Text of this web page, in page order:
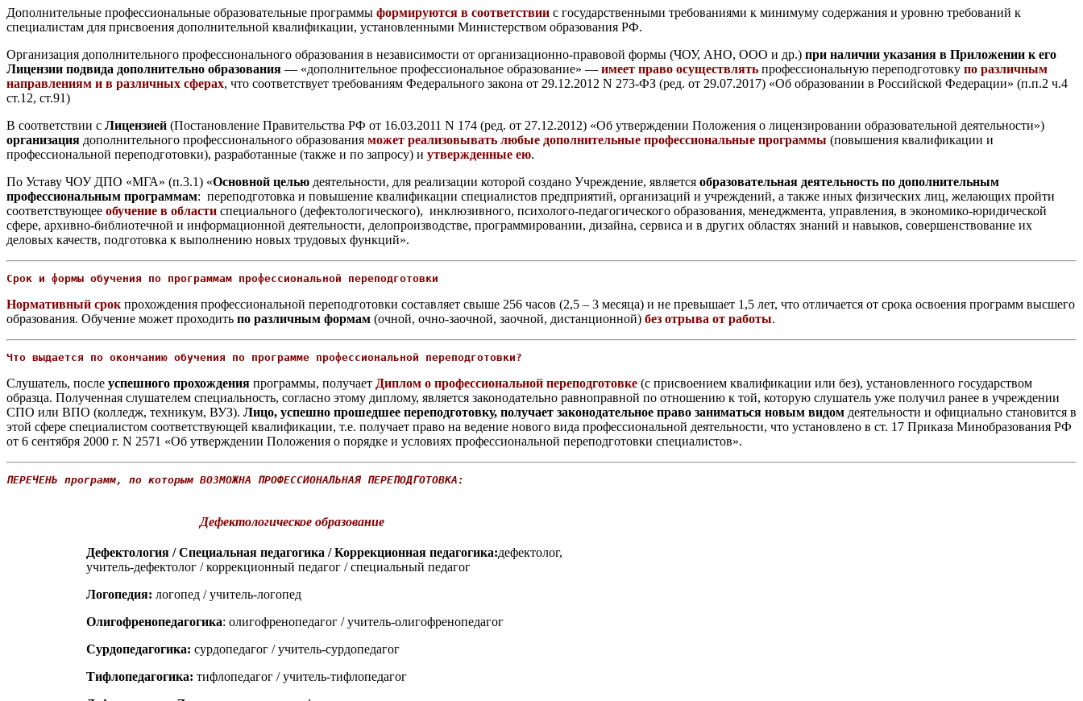
Дополнительные профессиональные образовательные программы формируются в соответствии с государственными требованиями к минимуму содержания и уровню требований к
специалистам для присвоения дополнительной квалификации, установленными Министерством образования РФ.
Организация дополнительного профессионального образования в независимости от организационно-правовой формы (ЧОУ, АНО, ООО и др.) при наличии указания в Приложении к его
Лицензии подвида дополнительно образования — «дополнительное профессиональное образование» — имеет право осуществлять профессиональную переподготовку по различным
направлениям и в различных сферах, что соответствует требованиям Федерального закона от 29.12.2012 N 273-ФЗ (ред. от 29.07.2017) «Об образовании в Российской Федерации» (п.п.2 ч.4
ст.12, ст.91)
В соответствии с Лицензией (Постановление Правительства РФ от 16.03.2011 N 174 (ред. от 27.12.2012) «Об утверждении Положения о лицензировании образовательной деятельности»)
организация дополнительного профессионального образования может реализовывать любые дополнительные профессиональные программы (повышения квалификации и
профессиональной переподготовки), разработанные (также и по запросу) и утвержденные ею.
По Уставу ЧОУ ДПО «МГА» (п.3.1) «Основной целью деятельности, для реализации которой создано Учреждение, является образовательная деятельность по дополнительным
профессиональным программам: переподготовка и повышение квалификации специалистов предприятий, организаций и учреждений, а также иных физических лиц, желающих пройти
соответствующее обучение в области специального (дефектологического), инклюзивного, психолого-педагогического образования, менеджмента, управления, в экономико-юридической
сфере, архивно-библиотечной и информационной деятельности, делопроизводстве, программировании, дизайна, сервиса и в других областях знаний и навыков, совершенствование их
деловых качеств, подготовка к выполнению новых трудовых функций».
Срок и формы обучения по программам профессиональной переподготовки
Нормативный срок прохождения профессиональной переподготовки составляет свыше 256 часов (2,5 – 3 месяца) и не превышает 1,5 лет, что отличается от срока освоения программ высшего
образования. Обучение может проходить по различным формам (очной, очно-заочной, заочной, дистанционной) без отрыва от работы.
Что выдается по окончанию обучения по программе профессиональной переподготовки?
Слушатель, после успешного прохождения программы, получает Диплом о профессиональной переподготовке (с присвоением квалификации или без), установленного государством
образца. Полученная слушателем специальность, согласно этому диплому, является законодательно равноправной по отношению к той, которую слушатель уже получил ранее в учреждении
СПО или ВПО (колледж, техникум, ВУЗ). Лицо, успешно прошедшее переподготовку, получает законодательное право заниматься новым видом деятельности и официально становится в
этой сфере специалистом соответствующей квалификации, т.е. получает право на ведение нового вида профессиональной деятельности, что установлено в ст. 17 Приказа Минобразования РФ
от 6 сентября 2000 г. N 2571 «Об утверждении Положения о порядке и условиях профессиональной переподготовки специалистов».
ПЕРЕЧЕНЬ программ, по которым ВОЗМОЖНА ПРОФЕССИОНАЛЬНАЯ ПЕРЕПОДГОТОВКА:
Дефектологическое образование
Дефектология / Специальная педагогика / Коррекционная педагогика:дефектолог,
учитель-дефектолог / коррекционный педагог / специальный педагог
Логопедия: логопед / учитель-логопед
Олигофренопедагогика: олигофренопедагог / учитель-олигофренопедагог
Сурдопедагогика: сурдопедагог / учитель-сурдопедагог
Тифлопедагогика: тифлопедагог / учитель-тифлопедагог